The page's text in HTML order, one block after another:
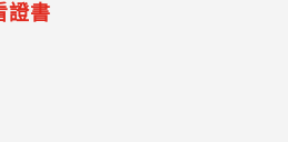
證書